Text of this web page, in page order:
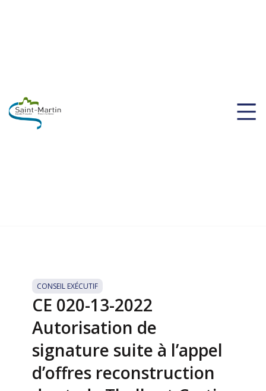
CONSEIL EXÉCUTIF
CE 020-13-2022
Autorisation de
signature suite à l’appel
d’offres reconstruction